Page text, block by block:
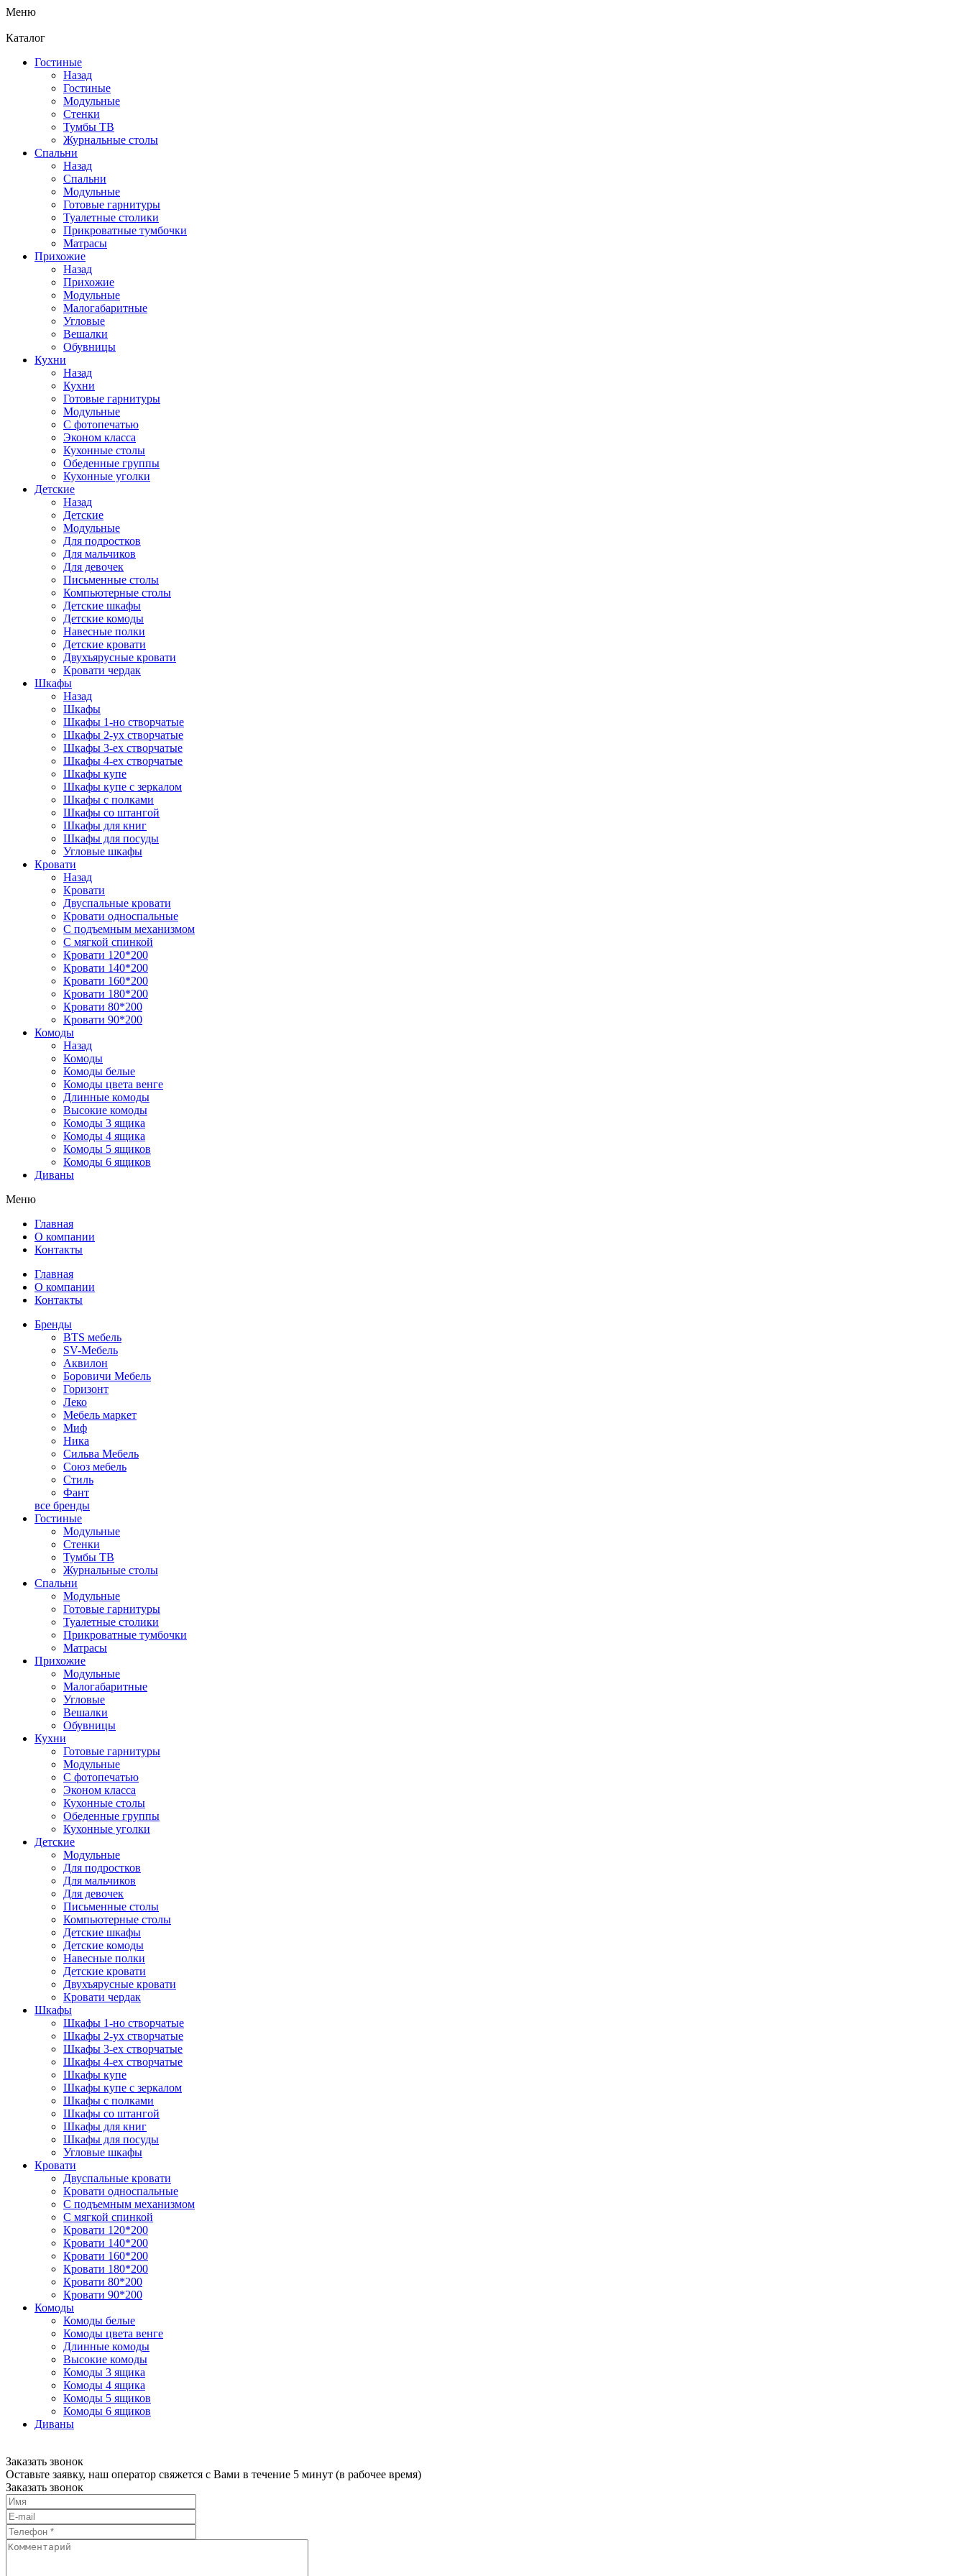
Меню
Каталог
Гостиные
Назад
Гостиные
Модульные
Стенки
Тумбы ТВ
Журнальные столы
Спальни
Назад
Спальни
Модульные
Готовые гарнитуры
Туалетные столики
Прикроватные тумбочки
Матрасы
Прихожие
Назад
Прихожие
Модульные
Малогабаритные
Угловые
Вешалки
Обувницы
Кухни
Назад
Кухни
Готовые гарнитуры
Модульные
С фотопечатью
Эконом класса
Кухонные столы
Обеденные группы
Кухонные уголки
Детские
Назад
Детские
Модульные
Для подростков
Для мальчиков
Для девочек
Письменные столы
Компьютерные столы
Детские шкафы
Детские комоды
Навесные полки
Детские кровати
Двухъярусные кровати
Кровати чердак
Шкафы
Назад
Шкафы
Шкафы 1-но створчатые
Шкафы 2-ух створчатые
Шкафы 3-ех створчатые
Шкафы 4-ех створчатые
Шкафы купе
Шкафы купе с зеркалом
Шкафы с полками
Шкафы со штангой
Шкафы для книг
Шкафы для посуды
Угловые шкафы
Кровати
Назад
Кровати
Двуспальные кровати
Кровати односпальные
С подъемным механизмом
С мягкой спинкой
Кровати 120*200
Кровати 140*200
Кровати 160*200
Кровати 180*200
Кровати 80*200
Кровати 90*200
Комоды
Назад
Комоды
Комоды белые
Комоды цвета венге
Длинные комоды
Высокие комоды
Комоды 3 ящика
Комоды 4 ящика
Комоды 5 ящиков
Комоды 6 ящиков
Диваны
Меню
Главная
О компании
Контакты
Главная
О компании
Контакты
Бренды
BTS мебель
SV-Мебель
Аквилон
Боровичи Мебель
Горизонт
Леко
Мебель маркет
Миф
Ника
Сильва Мебель
Союз мебель
Стиль
Фант
все бренды
Гостиные
Модульные
Стенки
Тумбы ТВ
Журнальные столы
Спальни
Модульные
Готовые гарнитуры
Туалетные столики
Прикроватные тумбочки
Матрасы
Прихожие
Модульные
Малогабаритные
Угловые
Вешалки
Обувницы
Кухни
Готовые гарнитуры
Модульные
С фотопечатью
Эконом класса
Кухонные столы
Обеденные группы
Кухонные уголки
Детские
Модульные
Для подростков
Для мальчиков
Для девочек
Письменные столы
Компьютерные столы
Детские шкафы
Детские комоды
Навесные полки
Детские кровати
Двухъярусные кровати
Кровати чердак
Шкафы
Шкафы 1-но створчатые
Шкафы 2-ух створчатые
Шкафы 3-ех створчатые
Шкафы 4-ех створчатые
Шкафы купе
Шкафы купе с зеркалом
Шкафы с полками
Шкафы со штангой
Шкафы для книг
Шкафы для посуды
Угловые шкафы
Кровати
Двуспальные кровати
Кровати односпальные
С подъемным механизмом
С мягкой спинкой
Кровати 120*200
Кровати 140*200
Кровати 160*200
Кровати 180*200
Кровати 80*200
Кровати 90*200
Комоды
Комоды белые
Комоды цвета венге
Длинные комоды
Высокие комоды
Комоды 3 ящика
Комоды 4 ящика
Комоды 5 ящиков
Комоды 6 ящиков
Диваны
Заказать звонок
Оставьте заявку, наш оператор свяжется с Вами в течение 5 минут (в рабочее время)
Заказать звонок